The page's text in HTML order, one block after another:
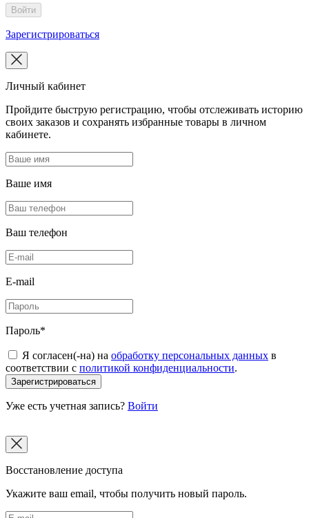
Войти
Зарегистрироваться
Личный кабинет
Пройдите быструю регистрацию, чтобы отслеживать историю
своих заказов и сохранять избранные товары в личном
кабинете.
Ваше имя
Ваш телефон
E-mail
Пароль*
Я согласен(-на) на обработку персональных данных в
соответствии с политикой конфиденциальности.
Зарегистрироваться
Уже есть учетная запись? Войти
Восстановление доступа
Укажите ваш email, чтобы получить новый пароль.